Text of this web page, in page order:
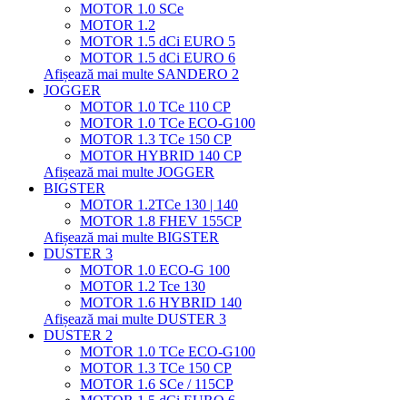
MOTOR 1.0 SCe
MOTOR 1.2
MOTOR 1.5 dCi EURO 5
MOTOR 1.5 dCi EURO 6
Afișează mai multe SANDERO 2
JOGGER
MOTOR 1.0 TCe 110 CP
MOTOR 1.0 TCe ECO-G100
MOTOR 1.3 TCe 150 CP
MOTOR HYBRID 140 CP
Afișează mai multe JOGGER
BIGSTER
MOTOR 1.2TCe 130 | 140
MOTOR 1.8 FHEV 155CP
Afișează mai multe BIGSTER
DUSTER 3
MOTOR 1.0 ECO-G 100
MOTOR 1.2 Tce 130
MOTOR 1.6 HYBRID 140
Afișează mai multe DUSTER 3
DUSTER 2
MOTOR 1.0 TCe ECO-G100
MOTOR 1.3 TCe 150 CP
MOTOR 1.6 SCe / 115CP